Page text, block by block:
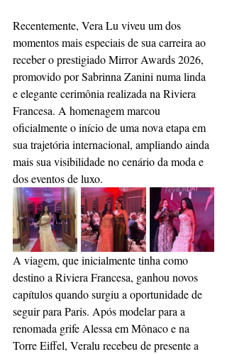
Recentemente, Vera Lu viveu um dos
momentos mais especiais de sua carreira ao
receber o prestigiado Mirror Awards 2026,
promovido por Sabrinna Zanini numa linda
e elegante cerimônia realizada na Riviera
Francesa. A homenagem marcou
oficialmente o início de uma nova etapa em
sua trajetória internacional, ampliando ainda
mais sua visibilidade no cenário da moda e
dos eventos de luxo.
A viagem, que inicialmente tinha como
destino a Riviera Francesa, ganhou novos
capítulos quando surgiu a oportunidade de
seguir para Paris. Após modelar para a
renomada grife Alessa em Mônaco e na
Torre Eiffel, Veralu recebeu de presente a